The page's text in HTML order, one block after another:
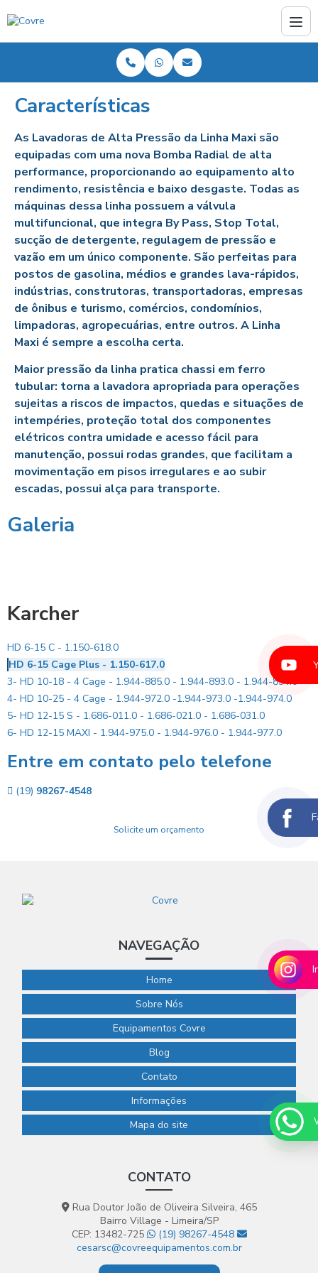
Características
As Lavadoras de Alta Pressão da Linha Maxi são
equipadas com uma nova Bomba Radial de alta
performance, proporcionando ao equipamento alto
rendimento, resistência e baixo desgaste. Todas as
máquinas dessa linha possuem a válvula
multifuncional, que integra By Pass, Stop Total,
sucção de detergente, regulagem de pressão e
vazão em um único componente. São perfeitas para
postos de gasolina, médios e grandes lava-rápidos,
indústrias, construtoras, transportadoras, empresas
de ônibus e turismo, comércios, condomínios,
limpadoras, agropecuárias, entre outros. A Linha
Maxi é sempre a escolha certa.
Maior pressão da linha pratica chassi em ferro
tubular: torna a lavadora apropriada para operações
sujeitas a riscos de impactos, quedas e situações de
intempéries, proteção total dos componentes
elétricos contra umidade e acesso fácil para
manutenção, possui rodas grandes, que facilitam a
movimentação em pisos irregulares e ao subir
escadas, possui alça para transporte.
Galeria
Karcher
HD 6-15 C - 1.150-618.0
HD 6-15 Cage Plus - 1.150-617.0
3- HD 10-18 - 4 Cage - 1.944-885.0 - 1.944-893.0 - 1.944-894.0
4- HD 10-25 - 4 Cage - 1.944-972.0 -1.944-973.0 -1.944-974.0
5- HD 12-15 S - 1.686-011.0 - 1.686-021.0 - 1.686-031.0
6- HD 12-15 MAXI - 1.944-975.0 - 1.944-976.0 - 1.944-977.0
Entre em contato pelo telefone
(19) 98267-4548
Solicite um orçamento
NAVEGAÇÃO
Home
Sobre Nós
Equipamentos Covre
Blog
Contato
Informações
Mapa do site
CONTATO
Rua Doutor João de Oliveira Silveira, 465
Bairro Village - Limeira/SP
CEP: 13482-725
(19) 98267-4548
cesarsc@covreequipamentos.com.br